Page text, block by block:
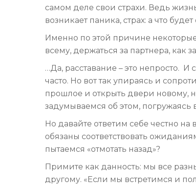
самом деле свои страхи. Ведь
возникает паника, страх: а что
Именно по этой причине
всему, держаться за партнера, как
…Да, расставание – это непросто. И
часто. Но вот так упираясь и
прошлое и открыть двери новому,
задумываемся об этом, погружаясь
Но давайте ответим себе честно
обязаны соответствовать
пытаемся «отмотать назад»?
Примите как данность: мы все
другому. «Если мы встретимся и